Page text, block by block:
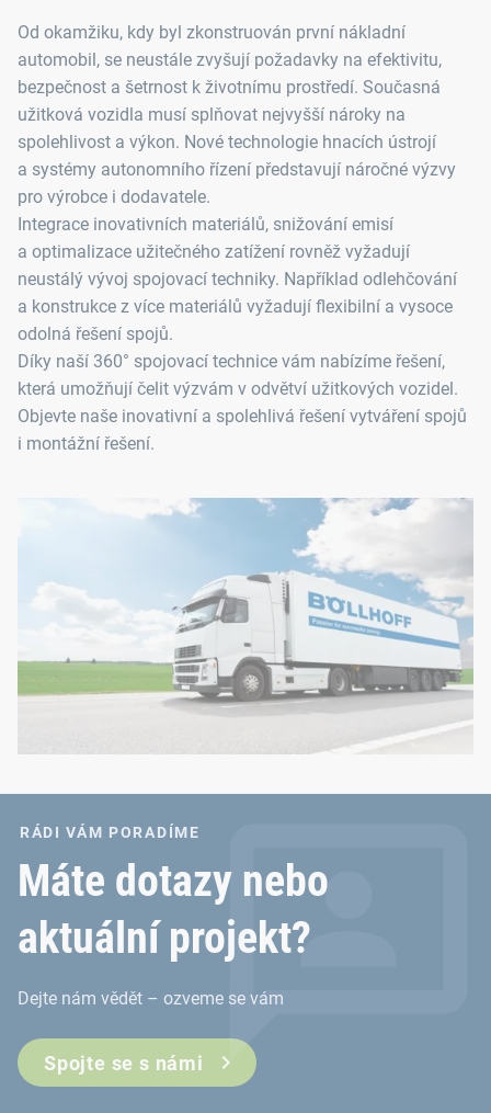
Od okamžiku, kdy byl zkonstruován první nákladní
automobil, se neustále zvyšují požadavky na efektivitu,
bezpečnost a šetrnost k životnímu prostředí. Současná
užitková vozidla musí splňovat nejvyšší nároky na
spolehlivost a výkon. Nové technologie hnacích ústrojí
a systémy autonomního řízení představují náročné výzvy
pro výrobce i dodavatele.
Integrace inovativních materiálů, snižování emisí
a optimalizace užitečného zatížení rovněž vyžadují
neustálý vývoj spojovací techniky. Například odlehčování
a konstrukce z více materiálů vyžadují flexibilní a vysoce
odolná řešení spojů.
Díky naší 360° spojovací technice vám nabízíme řešení,
která umožňují čelit výzvám v odvětví užitkových vozidel.
Objevte naše inovativní a spolehlivá řešení vytváření spojů
i montážní řešení.
RÁDI VÁM PORADÍME
Máte dotazy nebo
aktuální projekt?
Dejte nám vědět – ozveme se vám
Spojte se s námi